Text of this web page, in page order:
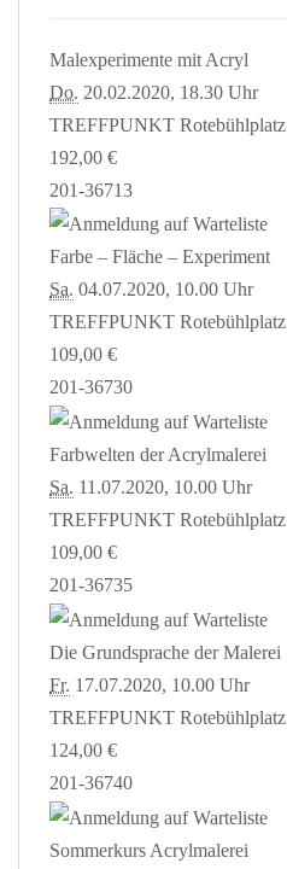
Malexperimente mit Acryl
Do. 20.02.2020, 18.30 Uhr
TREFFPUNKT Rotebühlplatz
192,00 €
201-36713
Farbe – Fläche – Experiment
Sa. 04.07.2020, 10.00 Uhr
TREFFPUNKT Rotebühlplatz
109,00 €
201-36730
Farbwelten der Acrylmalerei
Sa. 11.07.2020, 10.00 Uhr
TREFFPUNKT Rotebühlplatz
109,00 €
201-36735
Die Grundsprache der Malerei
Fr. 17.07.2020, 10.00 Uhr
TREFFPUNKT Rotebühlplatz
124,00 €
201-36740
Sommerkurs Acrylmalerei